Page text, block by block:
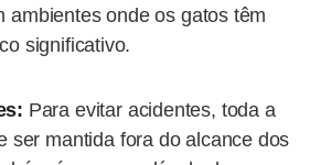
ambientes onde os gatos têm
significativo.
Para evitar acidentes, toda a
ser mantida fora do alcance dos